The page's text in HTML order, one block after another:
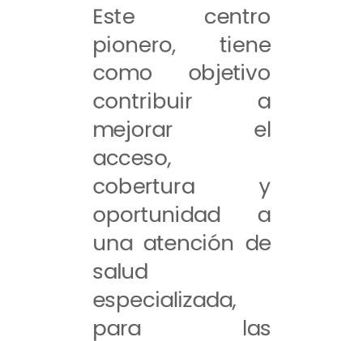
Este centro
pionero, tiene
como objetivo
contribuir a
mejorar el
acceso,
cobertura y
oportunidad a
una atención de
salud
especializada,
para las